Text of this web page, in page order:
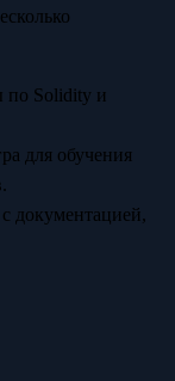
по Solidity и
для обучения
документацией,